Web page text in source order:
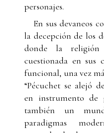
personajes.
En sus devaneos
la decepción de los
donde la
cuestionada en sus
funcional, una vez
“Pécuchet se alejó
en instrumento de
también un
paradigmas